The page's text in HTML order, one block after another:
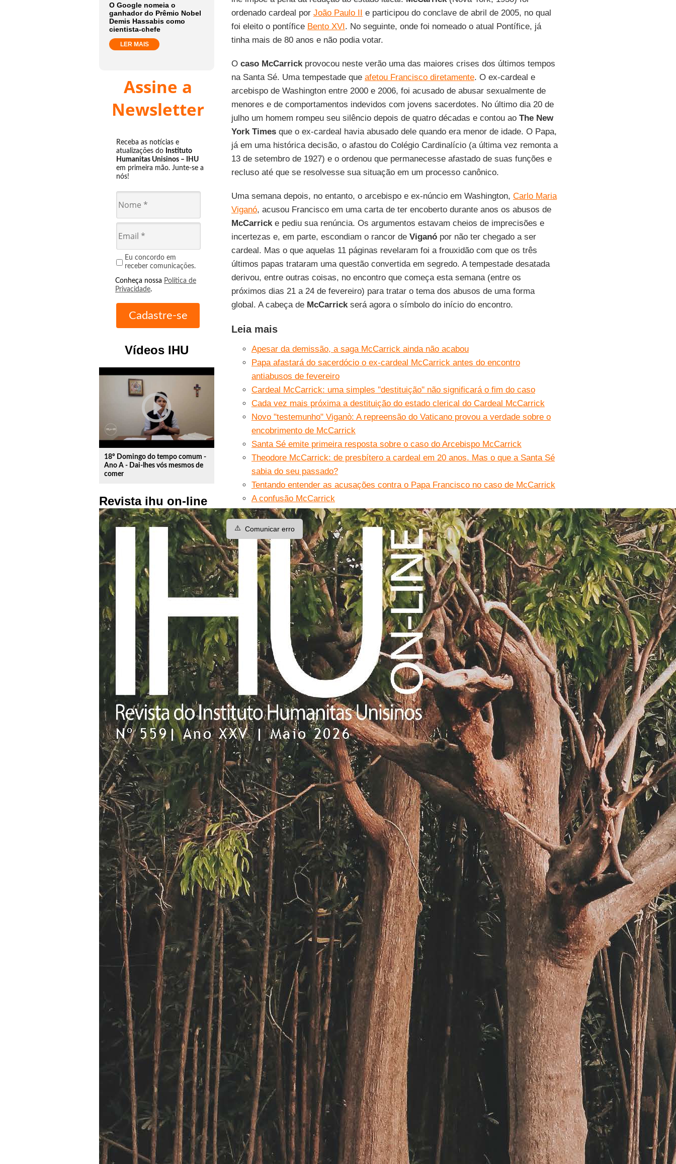
O Google nomeia o
ganhador do Prêmio Nobel
Demis Hassabis como
cientista-chefe
LER MAIS
Assine a
Newsletter
Receba as notícias e
atualizações do Instituto
Humanitas Unisinos – IHU
em primeira mão. Junte-se a
nós!
Eu concordo em
receber comunicações.
Conheça nossa Política de
Privacidade.
Vídeos IHU
play_circle_outline
18º Domingo do tempo comum -
Ano A - Dai-lhes vós mesmos de
comer
Revista ihu on-line
ordenado cardeal por João Paulo II e participou do conclave de abril de 2005, no qual
foi eleito o pontífice Bento XVI. No seguinte, onde foi nomeado o atual Pontífice, já
tinha mais de 80 anos e não podia votar.
O caso McCarrickprovocou neste verão uma das maiores crises dos últimos tempos
na Santa Sé. Uma tempestade que afetou Francisco diretamente. O ex-cardeal e
arcebispo de Washington entre 2000 e 2006, foi acusado de abusar sexualmente de
menores e de comportamentos indevidos com jovens sacerdotes. No último dia 20 de
julho um homem rompeu seu silêncio depois de quatro décadas e contou ao The New
York Timesque o ex-cardeal havia abusado dele quando era menor de idade. O Papa,
já em uma histórica decisão, o afastou do Colégio Cardinalício (a última vez remonta a
13 de setembro de 1927) e o ordenou que permanecesse afastado de suas funções e
recluso até que se resolvesse sua situação em um processo canônico.
Uma semana depois, no entanto, o arcebispo e ex-núncio em Washington, Carlo Maria
Viganó, acusou Francisco em uma carta de ter encoberto durante anos os abusos de
McCarricke pediu sua renúncia. Os argumentos estavam cheios de imprecisões e
incertezas e, em parte, escondiam o rancor de Viganópor não ter chegado a ser
cardeal. Mas o que aquelas 11 páginas revelaram foi a frouxidão com que os três
últimos papas trataram uma questão convertida em segredo. A tempestade desatada
derivou, entre outras coisas, no encontro que começa esta semana (entre os
próximos dias 21 a 24 de fevereiro) para tratar o tema dos abusos de uma forma
global. A cabeça de McCarrickserá agora o símbolo do início do encontro.
Leia mais
Apesar da demissão, a saga McCarrick ainda não acabou
Papa afastará do sacerdócio o ex-cardeal McCarrick antes do encontro
antiabusos de fevereiro
Cardeal McCarrick: uma simples ''destituição'' não significará o fim do caso
Cada vez mais próxima a destituição do estado clerical do Cardeal McCarrick
Novo "testemunho" Viganò: A repreensão do Vaticano provou a verdade sobre o
encobrimento de McCarrick
Santa Sé emite primeira resposta sobre o caso do Arcebispo McCarrick
Theodore McCarrick: de presbítero a cardeal em 20 anos. Mas o que a Santa Sé
sabia do seu passado?
Tentando entender as acusações contra o Papa Francisco no caso de McCarrick
A confusão McCarrick
⚠️ Comunicar erro